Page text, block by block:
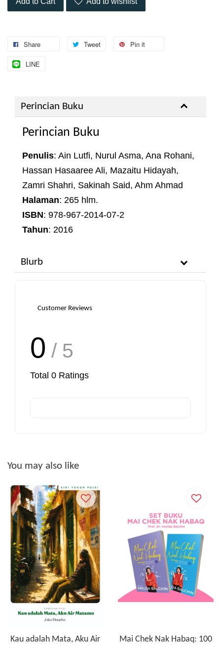
Share Tweet Pin it
LINE
Perincian Buku
Perincian Buku
Penulis: Ain Lutfi, Nurul Asma, Ana Rohani,
Hassan Hasaaree Ali, Mazaitu Hidayah,
Zamri Shahri, Sakinah Said, Ahm Ahmad
Halaman: 265 hlm.
ISBN: 978-967-2014-07-2
Tahun: 2016
Blurb
Customer Reviews
0 / 5
Total 0 Ratings
You may also like
Kau adalah Mata, Aku Air
Mai Chek Nak Habaq: 100